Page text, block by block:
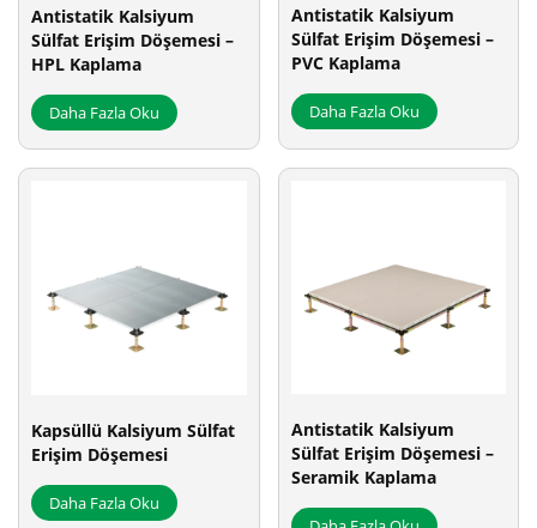
Antistatik Kalsiyum
Sülfat Erişim Döşemesi –
HPL Kaplama
Daha Fazla Oku
Antistatik Kalsiyum
Sülfat Erişim Döşemesi –
PVC Kaplama
Daha Fazla Oku
Kapsüllü Kalsiyum Sülfat
Erişim Döşemesi
Daha Fazla Oku
Antistatik Kalsiyum
Sülfat Erişim Döşemesi –
Seramik Kaplama